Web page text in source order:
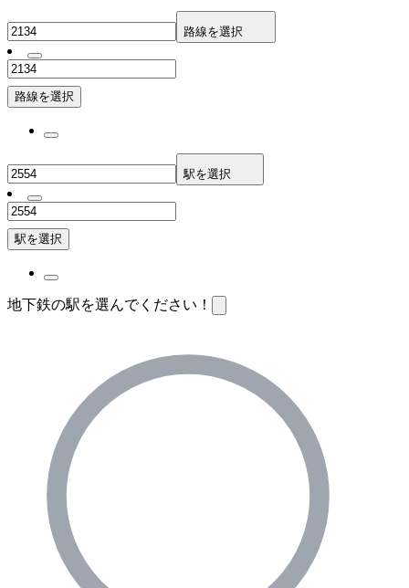
路線を選択
路線を選択
駅を選択
駅を選択
地下鉄の駅を選んでください！